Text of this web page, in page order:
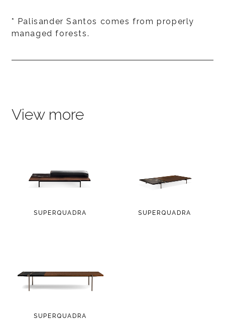
* Palisander Santos comes from properly
managed forests.
View more
SUPERQUADRA SUPERQUADRA
SUPERQUADRA